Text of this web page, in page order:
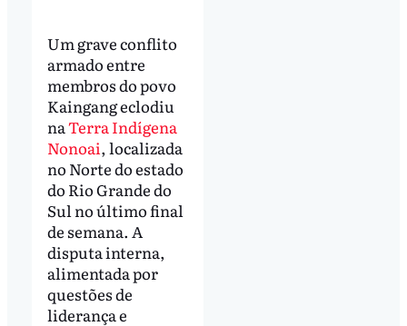
Um grave conflito
armado entre
membros do povo
Kaingang eclodiu
naTerra Indígena
Nonoai, localizada
no Norte do estado
do Rio Grande do
Sul no último final
de semana. A
disputa interna,
alimentada por
questões de
liderança e